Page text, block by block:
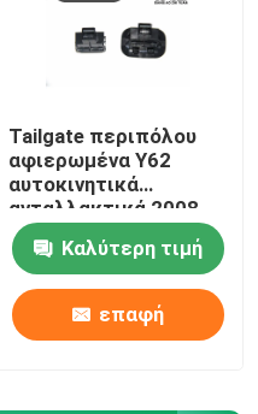
Tailgate περιπόλου
αφιερωμένα Y62
αυτοκινητικά
ανταλλακτικά 2008-
2022 μερών
αυτοκινήτων
Καλύτερη τιμή
επαφή